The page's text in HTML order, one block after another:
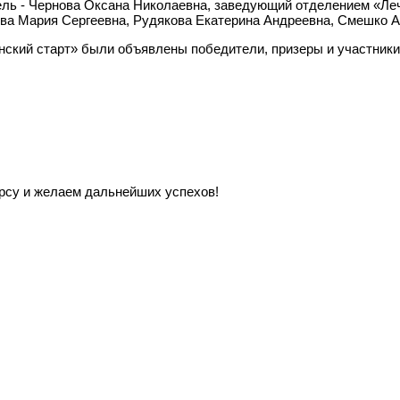
- Чернова Оксана Николаевна, заведующий отделением
Мария Сергеевна, Рудякова Екатерина Андреевна, Смешко
старт» были объявлены победители, призеры и
и желаем дальнейших успехов!